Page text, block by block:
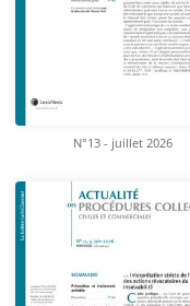
N°13 - juillet 2026